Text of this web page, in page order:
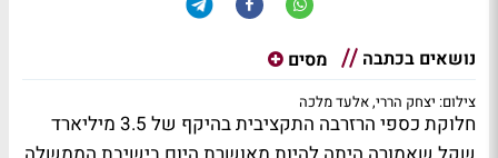
נושאים בכתבה מסים
צילום: יצחק הררי, אלעד מלכה
חלוקת כספי הרזרבה התקציבית בהיקף של 3.5 מיליארד